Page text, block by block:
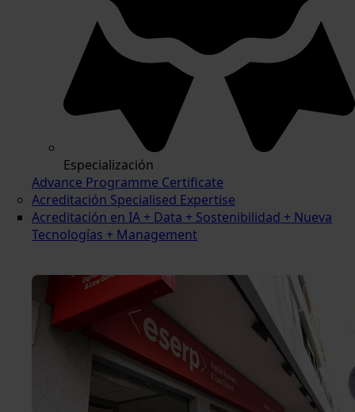
Especialización
Advance Programme Certificate
Acreditación Specialised Expertise
Acreditación en IA + Data + Sostenibilidad + Nueva
Tecnologías + Management